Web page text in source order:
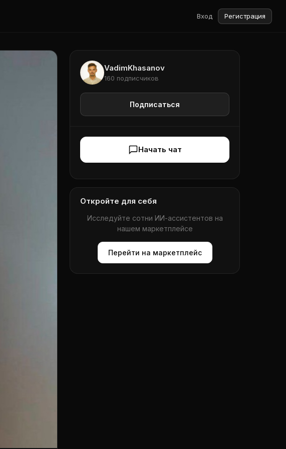
Вход Регистрация
VadimKhasanov
160 подписчиков
Подписаться
Начать чат
Откройте для себя
Исследуйте сотни ИИ-ассистентов на
нашем маркетплейсе
Перейти на маркетплейс